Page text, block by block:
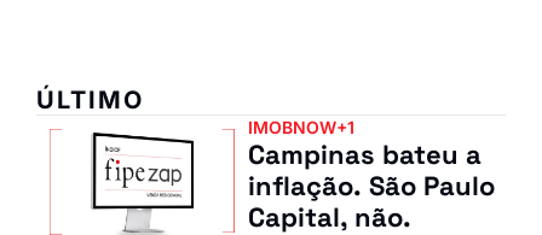
ÚLTIMO
IMOBNOW+1
Campinas bateu a
inflação. São Paulo
Capital, não.